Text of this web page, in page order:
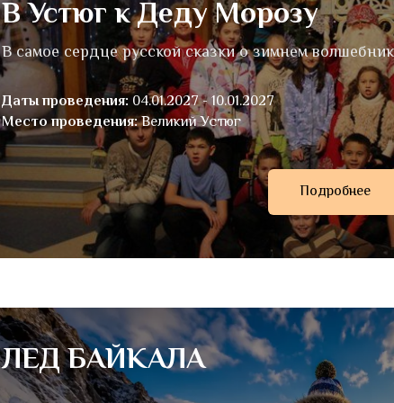
В Устюг к Деду Морозу
В самое сердце русской сказки о зимнем
Даты проведения: 04.01.2027 - 10.01.2027
Место проведения:Великий Устюг
Подробнее
ЛЕД БАЙКАЛА